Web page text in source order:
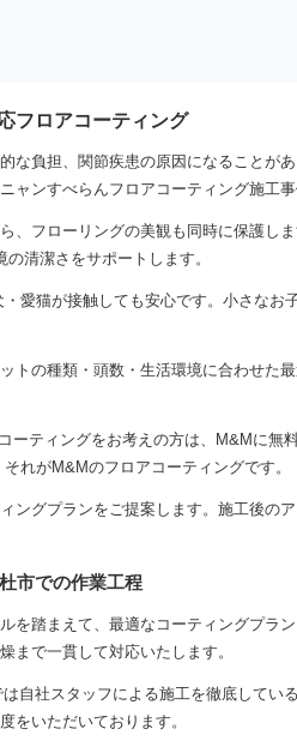
フロアコーティング
な負担、関節疾患の原因になることが
ンすべらんフロアコーティング施工事
フローリングの美観も同時に保護し
清潔さをサポートします。
猫が接触しても安心です。小さなお
トの種類・頭数・生活環境に合わせた
ーティングをお考えの方は、M&Mに無
れがM&Mのフロアコーティングです。
グプランをご提案します。施工後のア
市での作業工程
を踏まえて、最適なコーティングプラ
まで一貫して対応いたします。
自社スタッフによる施工を徹底してい
をいただいております。